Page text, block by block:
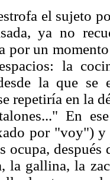
el sujeto
ya no
por un
la
la que se
repetiría en la
En
por "voy")
ocupa,
la gallina, la